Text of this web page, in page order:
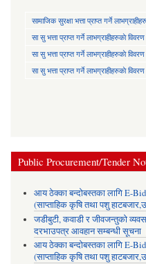
सामाजिक सुरक्षा भत्ता प्राप्त गर्ने
सा‍ सु भत्ता प्राप्त गर्ने लाभग्राहीहरुकाे
सा‍ सु भत्ता प्राप्त गर्ने लाभग्राहीहरुकाे
सा‍ सु भत्ता प्राप्त गर्ने लाभग्राहीहरुकाे
Public Procurement/Tender
आय ठेक्का बन्दोबस्तका लागि E-
(साप्ताहिक कृषि तथा पशु
जडीबुटी, कवाडी र जीवजन्तुको
दरभाउपत्र आवहान सम्बन्धी सूचना
आय ठेक्का बन्दोबस्तका लागि E-
(साप्ताहिक कृषि तथा पशु